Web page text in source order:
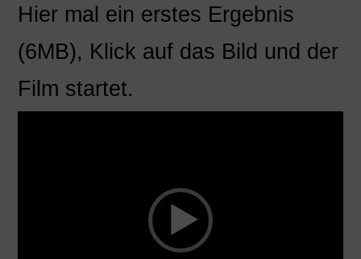
Hier mal ein erstes Ergebnis
(6MB), Klick auf das Bild und der
Film startet.